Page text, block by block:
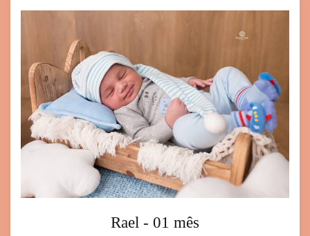
Rael - 01 mês